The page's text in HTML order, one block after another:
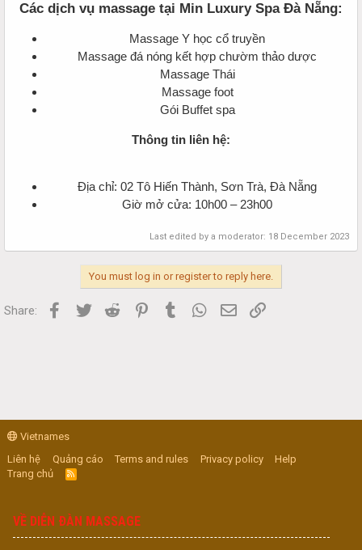
Các dịch vụ massage tại Min Luxury Spa Đà Nẵng:
Massage Y học cổ truyền
Massage đá nóng kết hợp chườm thảo dược
Massage Thái
Massage foot
Gói Buffet spa
Thông tin liên hệ:
Địa chỉ: 02 Tô Hiến Thành, Sơn Trà, Đà Nẵng
Giờ mở cửa: 10h00 – 23h00
Last edited by a moderator: 18 December 2023
You must log in or register to reply here.
Share: Facebook
Twitter Reddit PinterestTumblr WhatsApp
Email
Vietnames
Liên hệ
Quảng cáo Terms and rules Privacy policy
Help
Trang chủ
R
S
VỀ DIỄN ĐÀN MASSAGE